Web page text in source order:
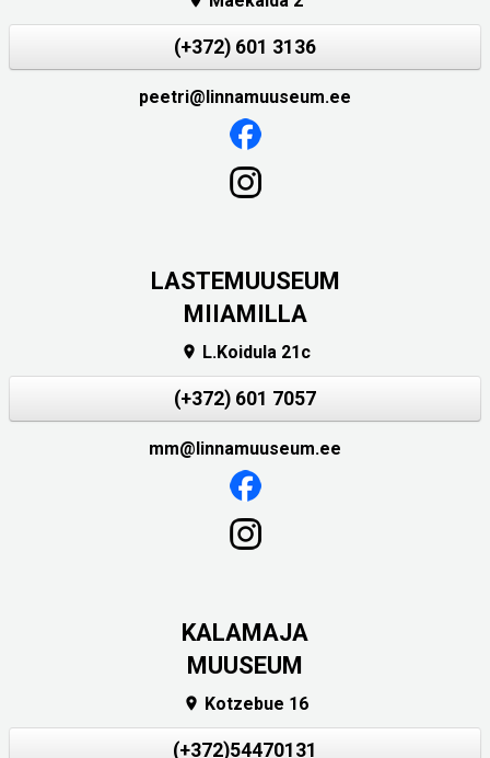
(+372) 601 3136
peetri@linnamuuseum.ee
LASTEMUUSEUM
MIIAMILLA
 L.Koidula 21c
(+372) 601 7057
mm@linnamuuseum.ee
KALAMAJA
MUUSEUM
 Kotzebue 16
(+372)54470131